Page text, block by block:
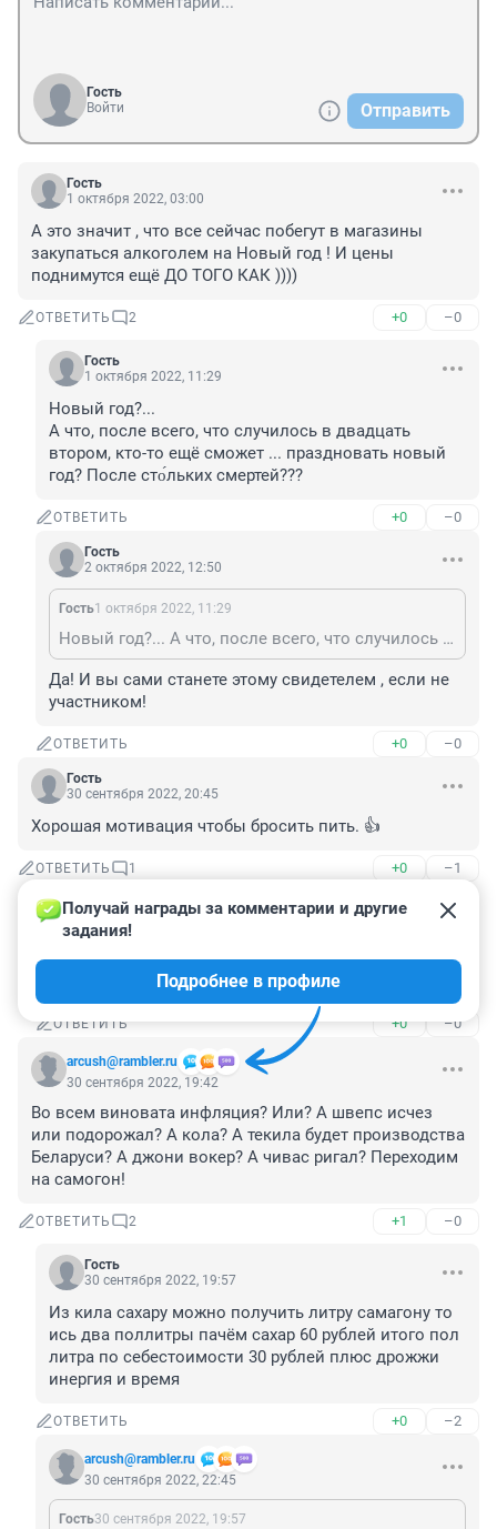
Гость
Войти
Отправить
Гость
1 октября 2022, 03:00
А это значит , что все сейчас побегут в магазины
закупаться алкоголем на Новый год ! И цены
поднимутся ещё ДО ТОГО КАК ))))
ОТВЕТИТЬ 2 +0 –0
Гость
1 октября 2022, 11:29
Новый год?...
А что, после всего, что случилось в двадцать
втором, кто-то ещё сможет ... праздновать новый
год? После сто́льких смертей???
ОТВЕТИТЬ +0 –0
Гость
2 октября 2022, 12:50
Гость1 октября 2022, 11:29
Новый год?... А что, после всего, что случилось в двадцать втором, кто-то ещё сможет ... праздновать новый год? После сто́льких смертей???
Да! И вы сами станете этому свидетелем , если не
участником!
ОТВЕТИТЬ +0 –0
Гость
30 сентября 2022, 20:45
Хорошая мотивация чтобы бросить пить. 👍
ОТВЕТИТЬ 1 +0 –1
Гость
30 сентября 2022, 23:24
Элллла , ну наконец то! Вам давно пора завязывать
ОТВЕТИТЬ +0 –0
arcush@rambler.ru
Получай награды за комментарии и другие
задания!
Подробнее в профиле
30 сентября 2022, 19:42
Во всем виновата инфляция? Или? А швепс исчез
или подорожал? А кола? А текила будет производства
Беларуси? А джони вокер? А чивас ригал? Переходим
на самогон!
ОТВЕТИТЬ 2 +1 –0
Гость
30 сентября 2022, 19:57
Из кила сахару можно получить литру самагону то
ись два поллитры пачём сахар 60 рублей итого пол
литра по себестоимости 30 рублей плюс дрожжи
инергия и время
ОТВЕТИТЬ +0 –2
arcush@rambler.ru
30 сентября 2022, 22:45
Гость30 сентября 2022, 19:57